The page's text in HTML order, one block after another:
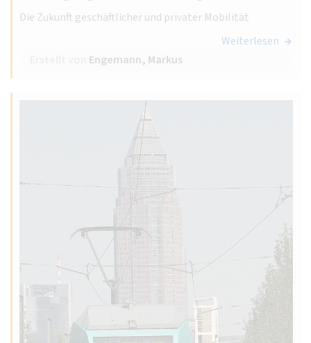
Die Zukunft geschäftlicher und privater Mobilität
Weiterlesen
Engemann, Markus